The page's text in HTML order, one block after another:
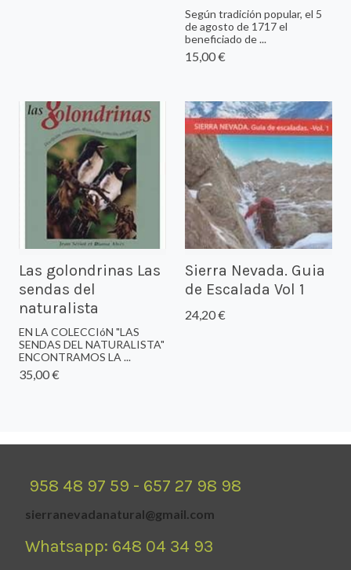
Según tradición popular, el 5
de agosto de 1717 el
beneficiado de ...
15,00 €
Las golondrinas Las
sendas del
naturalista
EN LA COLECCIóN "LAS
SENDAS DEL NATURALISTA"
ENCONTRAMOS LA ...
35,00 €
Sierra Nevada. Guia
de Escalada Vol 1
24,20 €
958 48 97 59 - 657 27 98 98
sierranevadanatural@gmail.com
Whatsapp: 648 04 34 93